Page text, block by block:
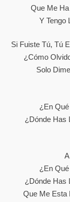
Que Me
Y Tengo
Si Fuiste Tú, Tú
¿Cómo
Solo
¿En
¿Dónde Has
¿En
¿Dónde Has
Que Me Esta